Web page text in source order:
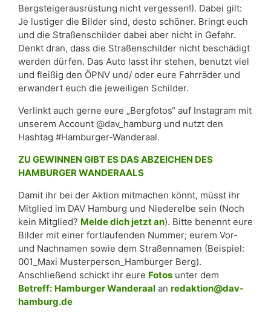
Bergsteigerausrüstung nicht vergessen!). Dabei gilt:
Je lustiger die Bilder sind, desto schöner. Bringt euch
und die Straßenschilder dabei aber nicht in Gefahr.
Denkt dran, dass die Straßenschilder nicht beschädigt
werden dürfen. Das Auto lasst ihr stehen, benutzt viel
und fleißig den ÖPNV und/ oder eure Fahrräder und
erwandert euch die jeweiligen Schilder.
Verlinkt auch gerne eure „Bergfotos“ auf Instagram mit
unserem Account @dav_hamburg und nutzt den
Hashtag #Hamburger-Wanderaal.
ZU GEWINNEN GIBT ES DAS ABZEICHEN DES
HAMBURGER WANDERAALS
Damit ihr bei der Aktion mitmachen könnt, müsst ihr
Mitglied im DAV Hamburg und Niederelbe sein (Noch
kein Mitglied? Melde dich jetzt an). Bitte benennt eure
Bilder mit einer fortlaufenden Nummer; eurem Vor-
und Nachnamen sowie dem Straßennamen (Beispiel:
001_Maxi Musterperson_Hamburger Berg).
Anschließend schickt ihr eure Fotos unter dem
Betreff: Hamburger Wanderaal an redaktion@dav-
hamburg.de